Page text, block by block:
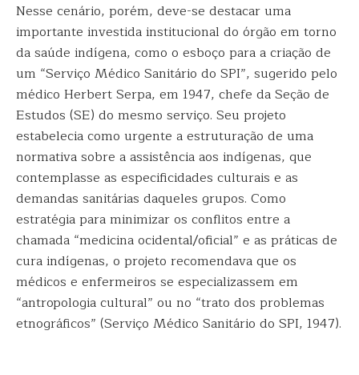
Nesse cenário, porém, deve-se destacar uma
importante investida institucional do órgão em torno
da saúde indígena, como o esboço para a criação de
um “Serviço Médico Sanitário do SPI”, sugerido pelo
médico Herbert Serpa, em 1947, chefe da Seção de
Estudos (SE) do mesmo serviço. Seu projeto
estabelecia como urgente a estruturação de uma
normativa sobre a assistência aos indígenas, que
contemplasse as especificidades culturais e as
demandas sanitárias daqueles grupos. Como
estratégia para minimizar os conflitos entre a
chamada “medicina ocidental/oficial” e as práticas de
cura indígenas, o projeto recomendava que os
médicos e enfermeiros se especializassem em
“antropologia cultural” ou no “trato dos problemas
etnográficos” (Serviço Médico Sanitário do SPI, 1947).